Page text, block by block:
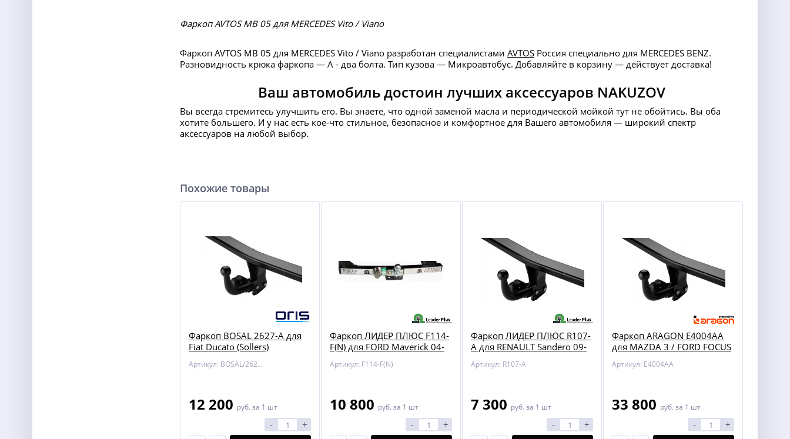
Фаркоп AVTOS MB 05 для MERCEDES Vito / Viano
Фаркоп AVTOS MB 05 для MERCEDES Vito / Viano разработан специалистами AVTOS Россия специально для MERCEDES BENZ.
Разновидность крюка фаркопа — А - два болта. Тип кузова — Микроавтобус. Добавляйте в корзину — действует доставка!
Ваш автомобиль достоин лучших аксессуаров NAKUZOV
Вы всегда стремитесь улучшить его. Вы знаете, что одной заменой масла и периодической мойкой тут не обойтись. Вы оба
хотите большего. И у нас есть кое-что стильное, безопасное и комфортное для Вашего автомобиля — широкий спектр
аксессуаров на любой выбор.
Похожие товары
Фаркоп BOSAL 2627-A для
Fiat Ducato (Sollers)
Артикул: BOSAL/2627-A
12 200 руб. за 1 шт
- +
Фаркоп ЛИДЕР ПЛЮС F114-
F(N) для FORD Maverick 04-
Артикул: F114-F(N)
10 800 руб. за 1 шт
- +
Фаркоп ЛИДЕР ПЛЮС R107-
A для RENAULT Sandero 09-
Артикул: R107-A
7 300 руб. за 1 шт
- +
Фаркоп ARAGON E4004AA
для MAZDA 3 / FORD FOCUS
Артикул: E4004AA
33 800 руб. за 1 шт
- +